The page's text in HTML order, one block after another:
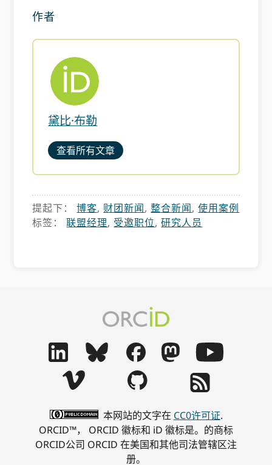
作者
黛比·布勒
查看所有文章
提起下：博客, 财团新闻,整合新闻,使用案例
标签：联盟经理, 受邀职位,研究人员
本网站的文字在 CC0许可证.
ORCID™， ORCID 徽标和 iD 徽标是。的商标
ORCID公司 ORCID 在美国和其他司法管辖区注
册。